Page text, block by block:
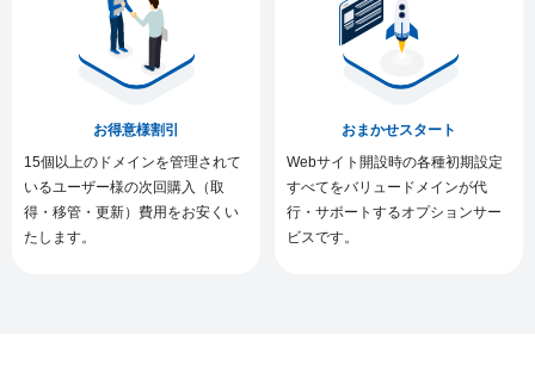
お得意様割引
15個以上のドメインを管理されて
いるユーザー様の次回購入（取
得・移管・更新）費用をお安くい
たします。
おまかせスタート
Webサイト開設時の各種初期設定
すべてをバリュードメインが代
行・サポートするオプションサー
ビスです。